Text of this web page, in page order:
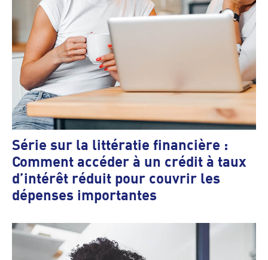
Série sur la littératie financière :
Comment accéder à un crédit à taux
d’intérêt réduit pour couvrir les
dépenses importantes